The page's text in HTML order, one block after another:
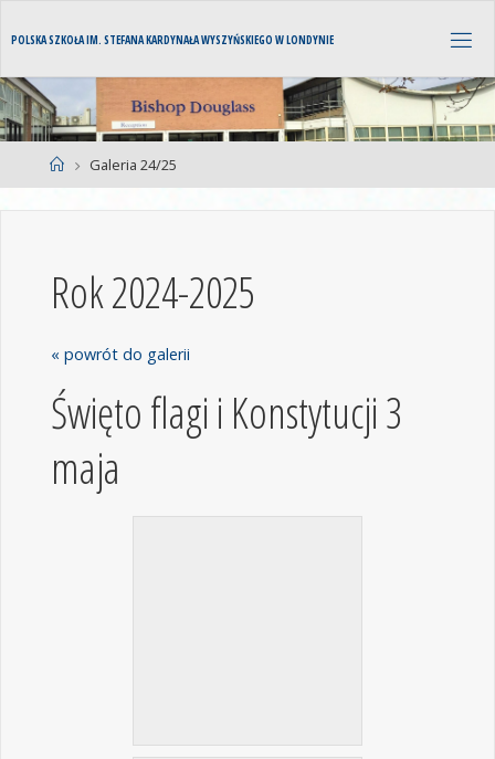
POLSKA SZKOŁA IM. STEFANA KARDYNAŁA WYSZYŃSKIEGO W LONDYNIE
Galeria 24/25
Rok 2024-2025
« powrót do galerii
Święto flagi i Konstytucji 3
maja